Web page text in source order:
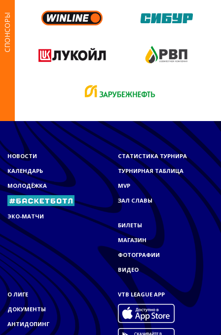
СПОНСОРЫ
НОВОСТИ
КАЛЕНДАРЬ
МОЛОДЁЖКА
ЭКО-МАТЧИ
СТАТИСТИКА ТУРНИРА
ТУРНИРНАЯ ТАБЛИЦА
MVP
ЗАЛ СЛАВЫ
БИЛЕТЫ
МАГАЗИН
ФОТОГРАФИИ
ВИДЕО
О ЛИГЕ
ДОКУМЕНТЫ
АНТИДОПИНГ
VTB LEAGUE APP